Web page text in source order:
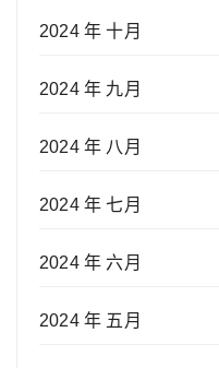
2024 年 十月
2024 年 九月
2024 年 八月
2024 年 七月
2024 年 六月
2024 年 五月